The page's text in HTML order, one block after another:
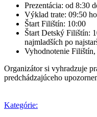
Prezentácia: od 8:30
Výklad trate: 09:50
Štart Filištín: 10:00
Štart Detský Filištín:
najmladších po
Vyhodnotenie
Organizátor si vyhradzuje
predchádzajúceho
Kategórie: